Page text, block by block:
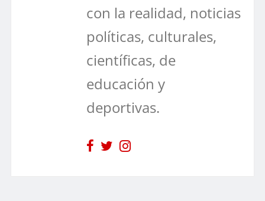
con la realidad, noticias
políticas, culturales,
científicas, de
educación y
deportivas.